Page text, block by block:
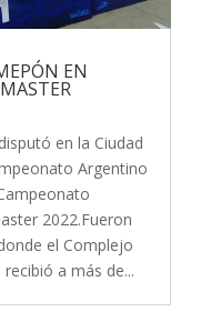
EN
en la Ciudad
Argentino
2022.Fueron
el Complejo
a más de...